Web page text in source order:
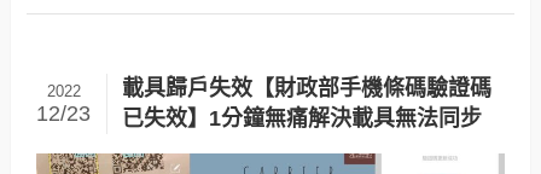
載具歸戶失效【財政部手機條碼驗證碼
已失效】1分鐘無痛解決載具無法同步
2022
12/23